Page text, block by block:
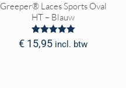
Greeper® Laces Sports Oval
HT – Blauw
Waardering
5.00
€ 15,95 incl. btw